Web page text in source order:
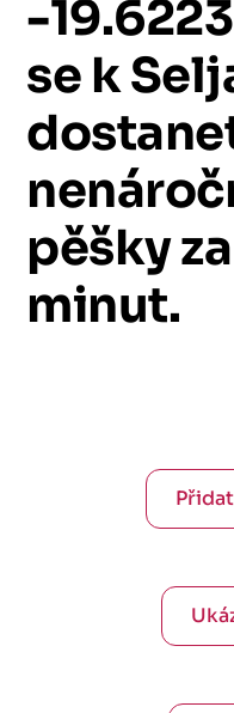
-
se k
pěškyza
minut.